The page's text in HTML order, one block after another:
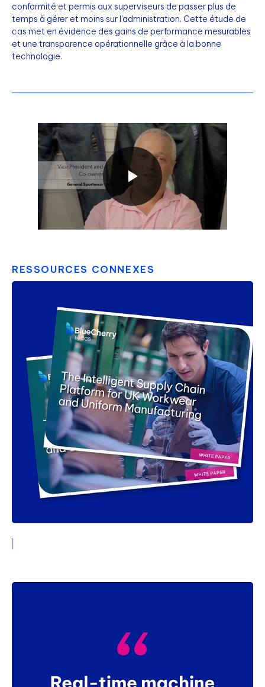
conformité et permis aux superviseurs de passer plus de
temps à gérer et moins sur l'administration. Cette étude de
cas met en évidence des gains de performance mesurables
et une transparence opérationnelle grâce à la bonne
technologie.
RESSOURCES CONNEXES